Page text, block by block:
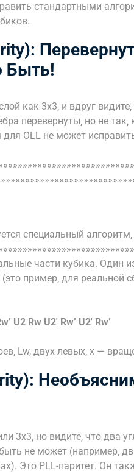
стандартными
Быть!
как 3х3‚ и вдруг
перевернуты‚ но не
OLL не может
специальный
части кубика. Один
пример‚ для реальной
U2 Rw U2′ Rw’ U2′ Rw’
Lw, двух левых‚ x —
3х3‚ но видите‚ что два
не может (например‚
Это PLL-паритет. Он